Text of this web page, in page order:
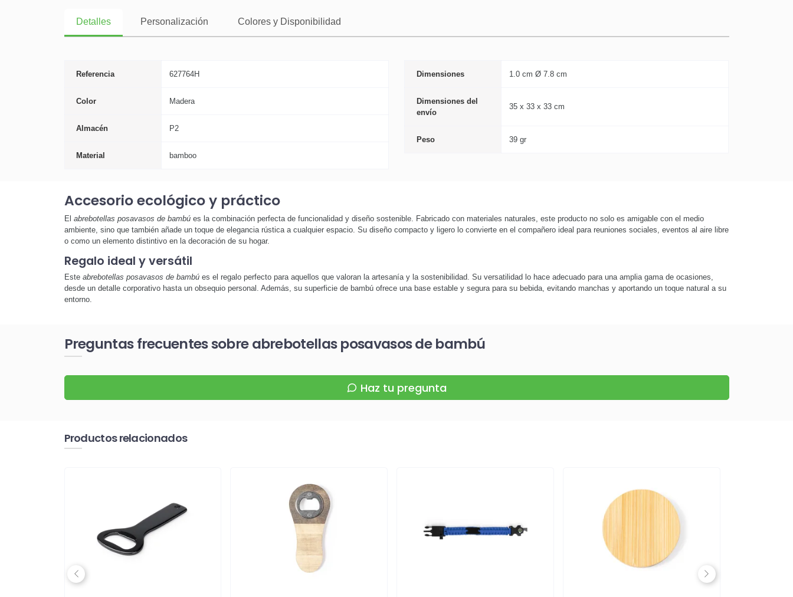
Detalles Personalización Colores y Disponibilidad
Referencia 627764H
Color Madera
Almacén P2
Material bamboo
Dimensiones 1.0 cm Ø 7.8 cm
Dimensiones del
envío
35 x 33 x 33 cm
Peso 39 gr
Accesorio ecológico y práctico
El abrebotellas posavasos de bambúes la combinación perfecta de funcionalidad y diseño sostenible. Fabricado con materiales naturales, este producto no solo es amigable con el medio
ambiente, sino que también añade un toque de elegancia rústica a cualquier espacio. Su diseño compacto y ligero lo convierte en el compañero ideal para reuniones sociales, eventos al aire libre
o como un elemento distintivo en la decoración de su hogar.
Regalo ideal y versátil
Este abrebotellas posavasos de bambúes el regalo perfecto para aquellos que valoran la artesanía y la sostenibilidad. Su versatilidad lo hace adecuado para una amplia gama de ocasiones,
desde un detalle corporativo hasta un obsequio personal. Además, su superficie de bambú ofrece una base estable y segura para su bebida, evitando manchas y aportando un toque natural a su
entorno.
Preguntas frecuentes sobre abrebotellas posavasos de bambú
Haz tu pregunta
Productos relacionados
Previous Next